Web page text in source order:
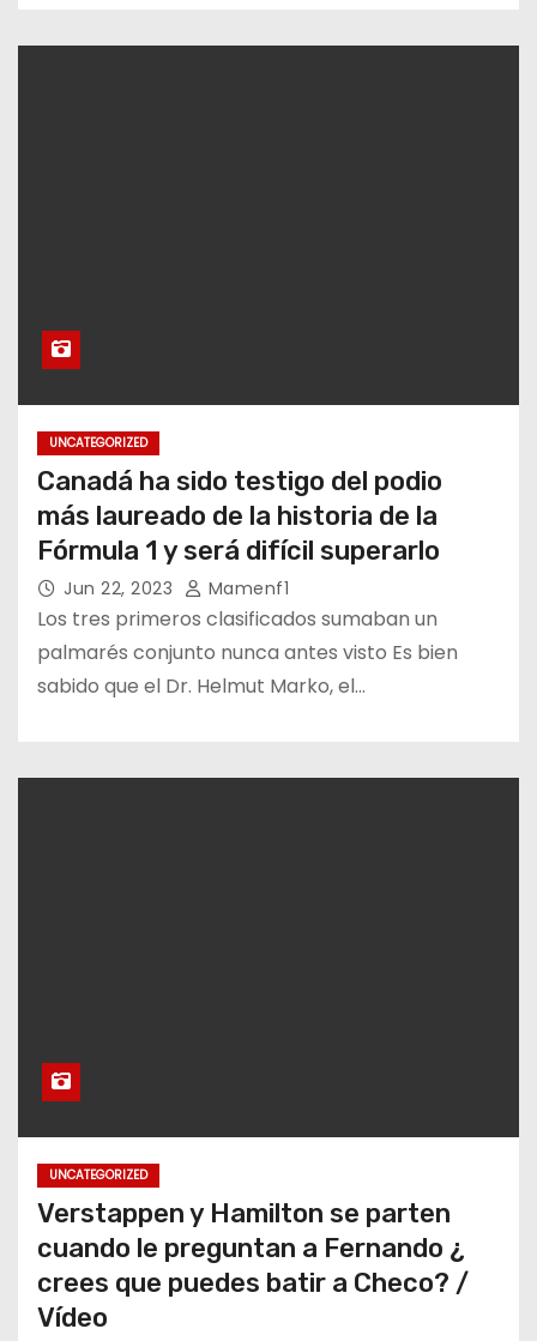
UNCATEGORIZED
Canadá ha sido testigo del podio
más laureado de la historia de la
Fórmula 1 y será difícil superarlo
Jun 22, 2023 Mamenf1
Los tres primeros clasificados sumaban un
palmarés conjunto nunca antes visto Es bien
sabido que el Dr. Helmut Marko, el…
UNCATEGORIZED
Verstappen y Hamilton se parten
cuando le preguntan a Fernando ¿
crees que puedes batir a Checo? /
Vídeo